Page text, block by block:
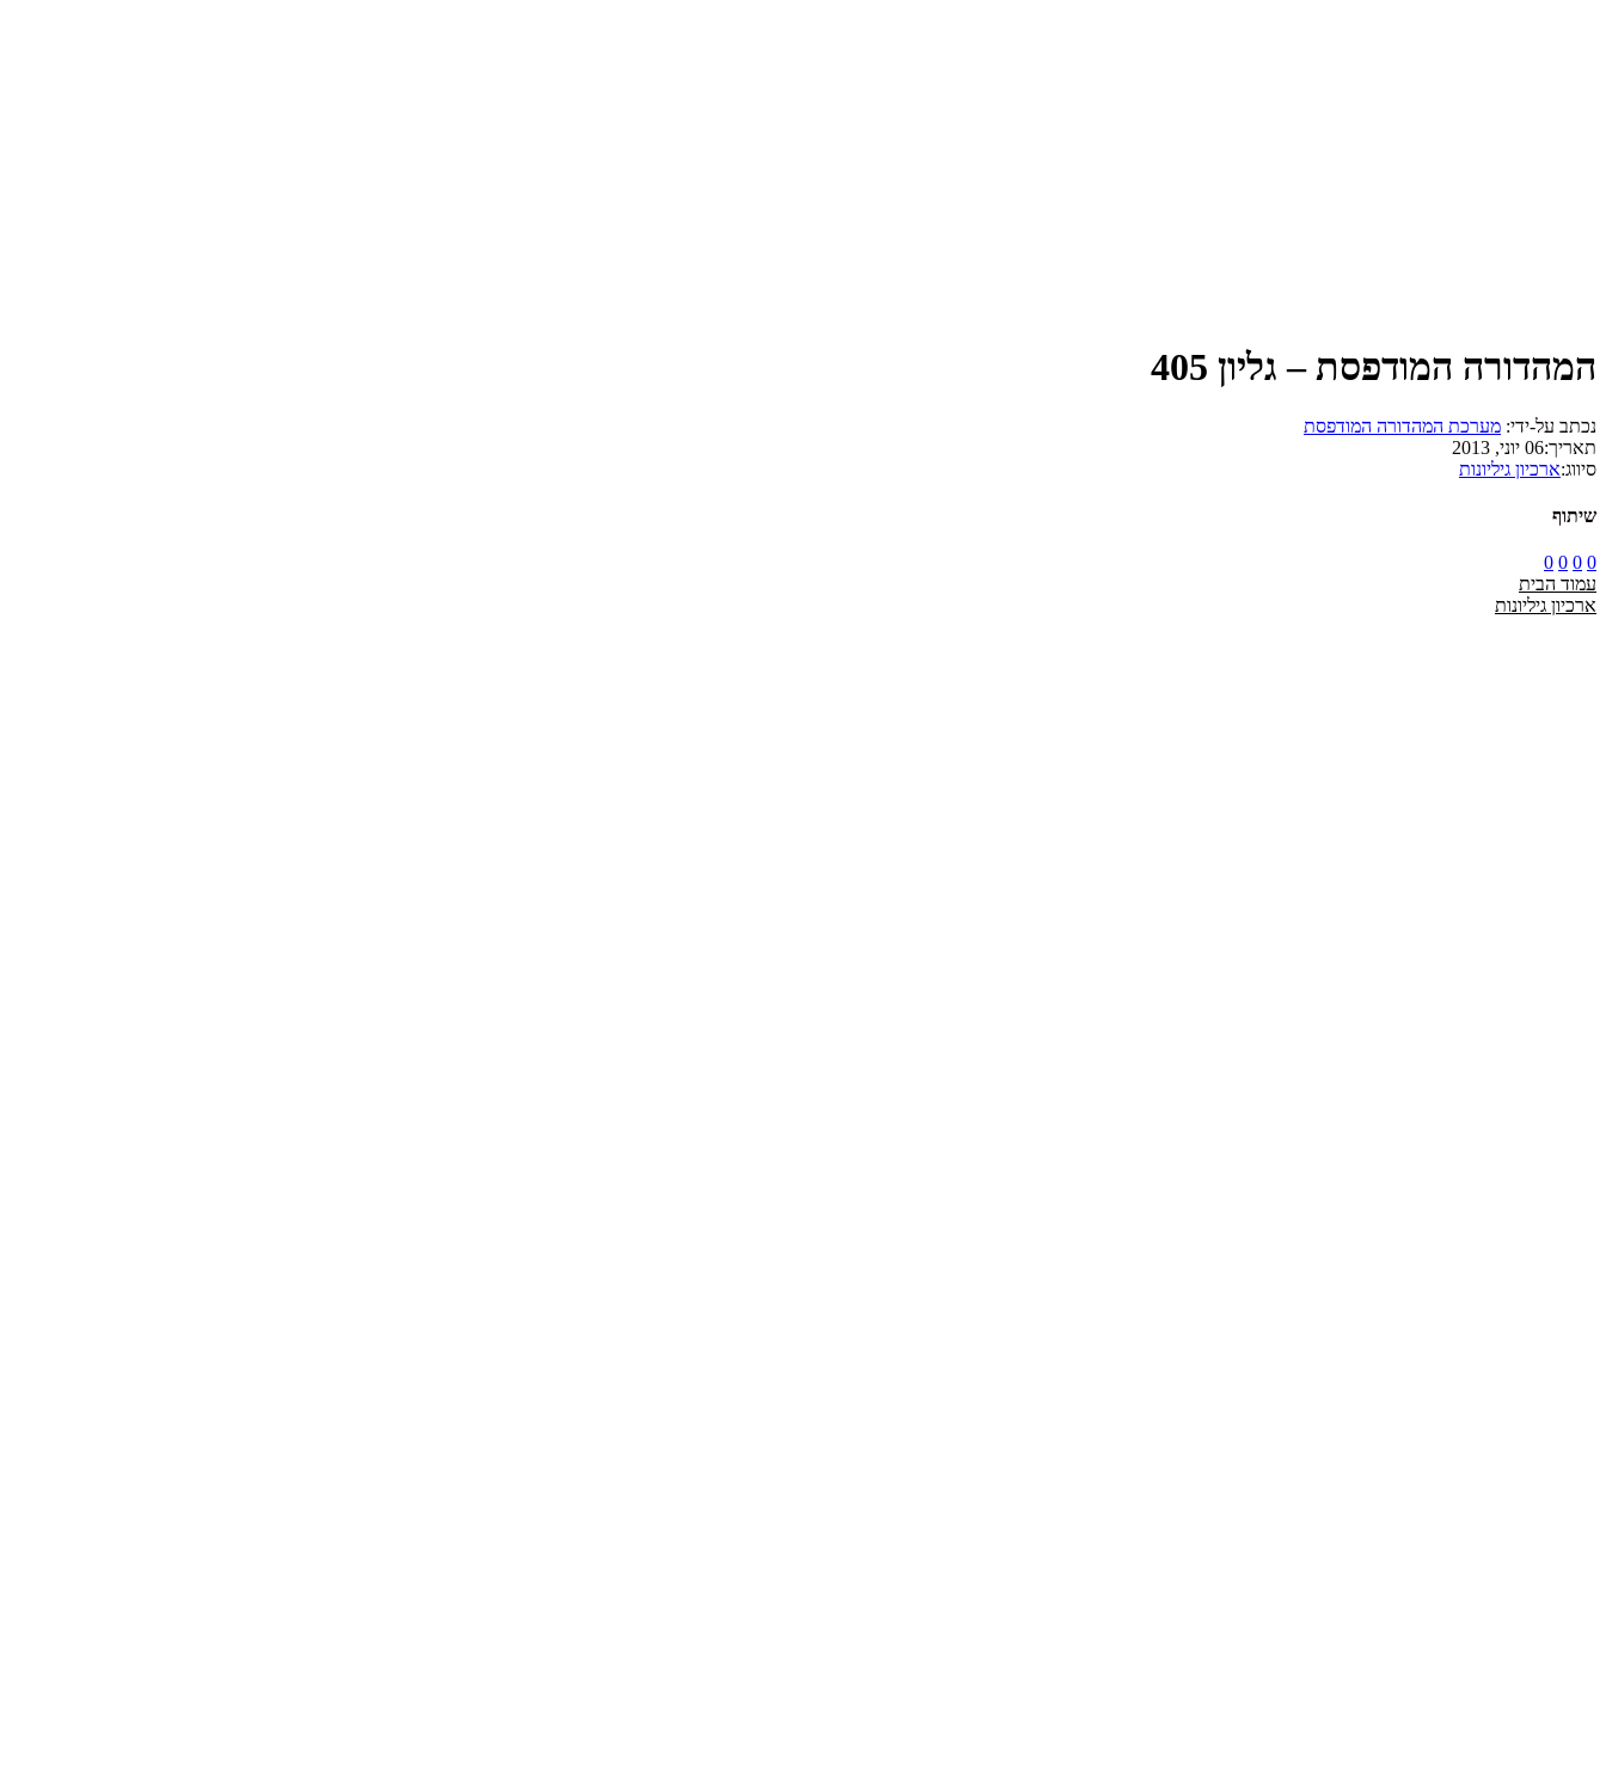
המהדורה המודפסת – גליון 405
נכתב על-ידי: מערכת המהדורה המודפסת
תאריך:06 יוני, 2013
סיווג:ארכיון גיליונות
שיתוף
0
0
0
0
עמוד הבית
ארכיון גיליונות